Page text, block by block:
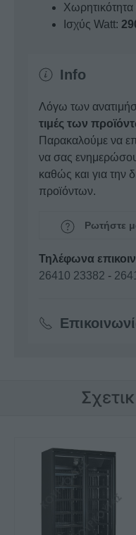
Χωρητικότητα
Ισχύς Watt:
Info
Λόγω των
τιμές των
Παρακαλούμε να
να σας
καθώς και για την
προϊόντων.
Ρωτήστε
Τηλέφωνα
26410 23382 -